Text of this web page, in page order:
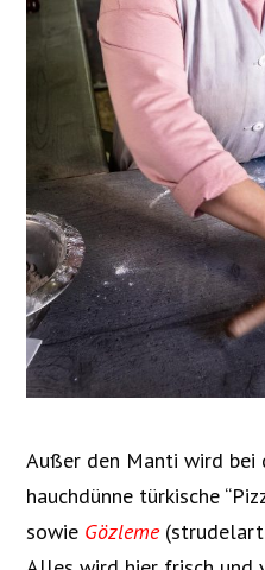
Außer den Manti wird bei
hauchdünne türkische
sowie Gözleme